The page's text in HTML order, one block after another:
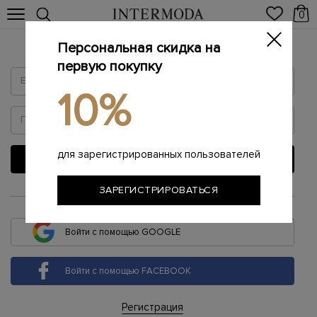
0
Войти
ВОЙТИ
или
Войти с помощью GOOGLE
Войти с помощью FACEBOOK
Регистрация
Персональная скидка на
первую покупку
10%
для зарегистрированных пользователей
ЗАРЕГИСТРИРОВАТЬСЯ